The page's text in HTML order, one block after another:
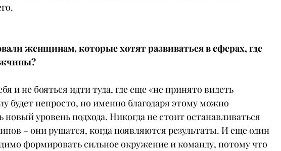
женщинам, которые хотят развиваться в сферах, где
и не бояться идти туда, где еще «не принято видеть
будет непросто, но именно благодаря этому можно
новый уровень подхода. Никогда не стоит останавливаться
– они рушатся, когда появляются результаты. И еще один
формировать сильное окружение и команду, потому что